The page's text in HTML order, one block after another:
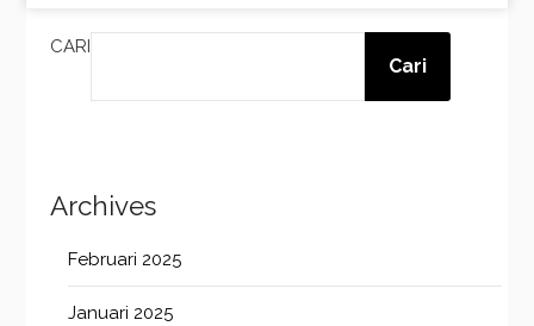
CARI
Cari
Archives
Februari 2025
Januari 2025